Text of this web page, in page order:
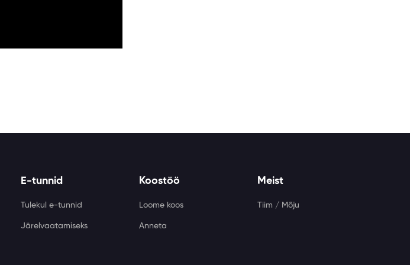
E-tunnid
Tulekul e-tunnid
Järelvaatamiseks
Koostöö
Loome koos
Anneta
Meist
Tiim / Mõju